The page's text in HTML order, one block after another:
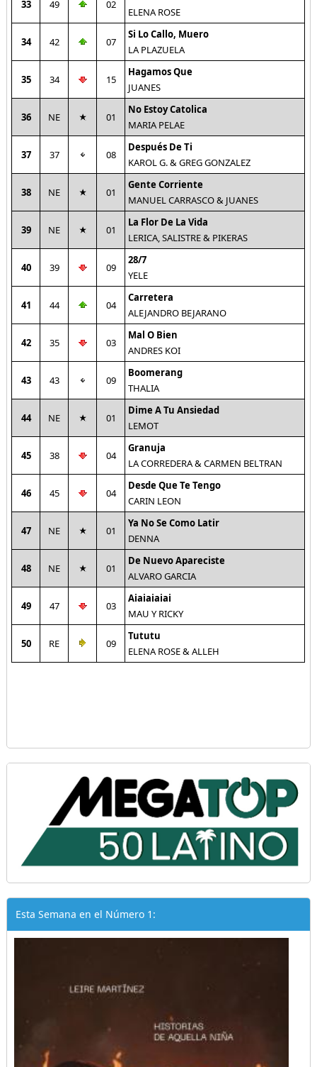
33 49 02
ELENA ROSE
34 42 07
Si Lo Callo, Muero
LA PLAZUELA
35 34 15
Hagamos Que
JUANES
36 NE 01
No Estoy Catolica
MARIA PELAE
37 37 08
Después De Ti
KAROL G. & GREG GONZALEZ
38 NE 01
Gente Corriente
MANUEL CARRASCO & JUANES
39 NE 01
La Flor De La Vida
LERICA, SALISTRE & PIKERAS
40 39 09
28/7
YELE
41 44 04
Carretera
ALEJANDRO BEJARANO
42 35 03
Mal O Bien
ANDRES KOI
43 43 09
Boomerang
THALIA
44 NE 01
Dime A Tu Ansiedad
LEMOT
45 38 04
Granuja
LA CORREDERA & CARMEN BELTRAN
46 45 04
Desde Que Te Tengo
CARIN LEON
47 NE 01
Ya No Se Como Latir
DENNA
48 NE 01
De Nuevo Apareciste
ALVARO GARCIA
49 47 03
Aiaiaiaiai
MAU Y RICKY
50 RE 09
Tututu
ELENA ROSE & ALLEH
Esta Semana en el Número 1: